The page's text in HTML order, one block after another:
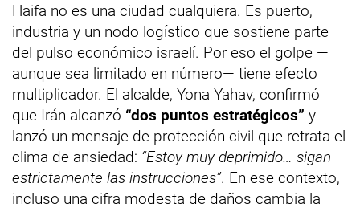
Haifa no es una ciudad cualquiera. Es puerto,
industria y un nodo logístico que sostiene parte
del pulso económico israelí. Por eso el golpe —
aunque sea limitado en número— tiene efecto
multiplicador. El alcalde, Yona Yahav, confirmó
que Irán alcanzó “dos puntos estratégicos” y
lanzó un mensaje de protección civil que retrata el
clima de ansiedad: “Estoy muy deprimido… sigan
estrictamente las instrucciones”. En ese contexto,
incluso una cifra modesta de daños cambia la